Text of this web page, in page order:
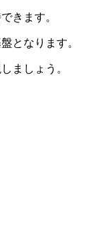
きます。
となります。
ましょう。